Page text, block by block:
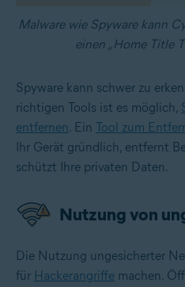
Malware wie Spyware kann
einen „Home Title
Spyware kann schwer zu
richtigen Tools ist es möglich,
entfernen. Ein Tool zum
Ihr Gerät gründlich, entfernt
schützt Ihre privaten Daten.
Nutzung von
Die Nutzung ungesicherter
für Hackerangriffe machen.